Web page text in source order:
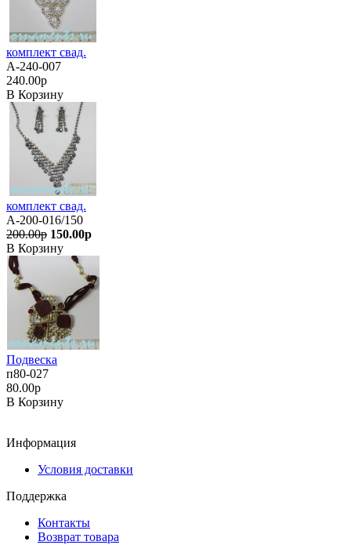
комплект свад.
А-240-007
240.00р
В Корзину
комплект свад.
А-200-016/150
200.00р 150.00р
В Корзину
Подвеска
п80-027
80.00р
В Корзину
Информация
Условия доставки
Поддержка
Контакты
Возврат товара